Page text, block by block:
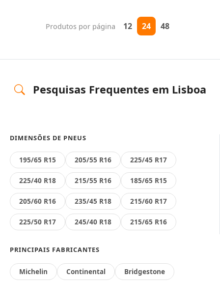
Produtos por página 12 24 48
Pesquisas Frequentes em Lisboa
DIMENSÕES DE PNEUS
195/65 R15 205/55 R16 225/45 R17
225/40 R18 215/55 R16 185/65 R15
205/60 R16 235/45 R18 215/60 R17
225/50 R17 245/40 R18 215/65 R16
PRINCIPAIS FABRICANTES
Michelin Continental Bridgestone